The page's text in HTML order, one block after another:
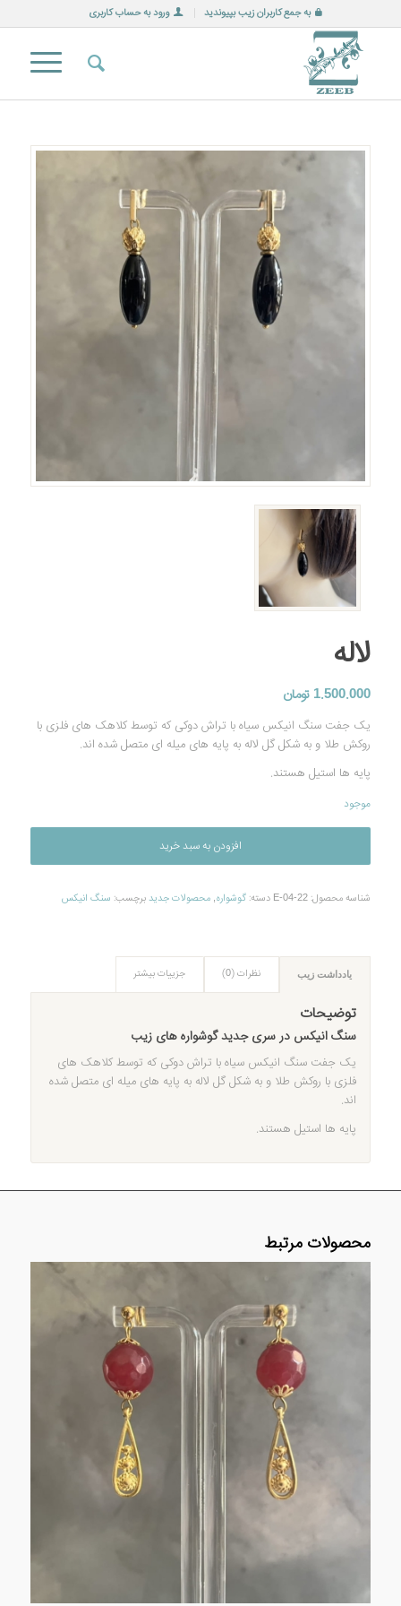
به جمع کاربران زیب بپیوندید ورود به حساب کاربری
لاله
1.500.000 تومان
یک جفت سنگ انیکس سیاه با تراش دوکی که توسط کلاهک های فلزی با
روکش طلا و به شکل گل لاله به پایه های میله ای متصل شده اند.
پایه ها استیل هستند.
موجود
افزودن به سبد خرید
شناسه محصول: E-04-22 دسته: گوشواره, محصولات جديدبرچسب: سنگ انیکس
یادداشت زیب نظرات (0) جزییات بیشتر
توضیحات
سنگ انیکس در سری جدید گوشواره های زیب
یک جفت سنگ انیکس سیاه با تراش دوکی که توسط کلاهک های
فلزی با روکش طلا و به شکل گل لاله به پایه های میله ای متصل شده
اند.
پایه ها استیل هستند.
محصولات مرتبط